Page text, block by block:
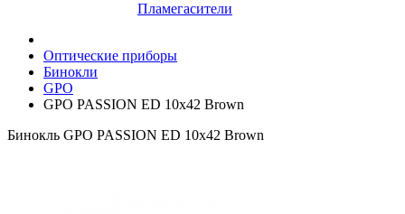
Пламегасители
Оптические приборы
Бинокли
GPO
GPO PASSION ED 10x42 Brown
Бинокль GPO PASSION ED 10x42 Brown